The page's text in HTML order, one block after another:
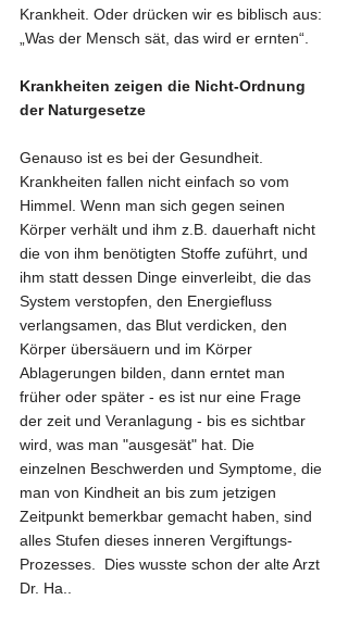
Krankheit. Oder drücken wir es biblisch aus:
„Was der Mensch sät, das wird er ernten“.
Krankheiten zeigen die Nicht-Ordnung
der Naturgesetze
Genauso ist es bei der Gesundheit.
Krankheiten fallen nicht einfach so vom
Himmel. Wenn man sich gegen seinen
Körper verhält und ihm z.B. dauerhaft nicht
die von ihm benötigten Stoffe zuführt, und
ihm statt dessen Dinge einverleibt, die das
System verstopfen, den Energiefluss
verlangsamen, das Blut verdicken, den
Körper übersäuern und im Körper
Ablagerungen bilden, dann erntet man
früher oder später - es ist nur eine Frage
der zeit und Veranlagung - bis es sichtbar
wird, was man "ausgesät" hat. Die
einzelnen Beschwerden und Symptome, die
man von Kindheit an bis zum jetzigen
Zeitpunkt bemerkbar gemacht haben, sind
alles Stufen dieses inneren Vergiftungs-
Prozesses.  Dies wusste schon der alte Arzt
Dr. Ha..